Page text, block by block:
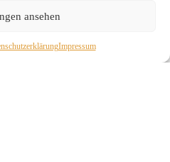
ansehen
Impressum